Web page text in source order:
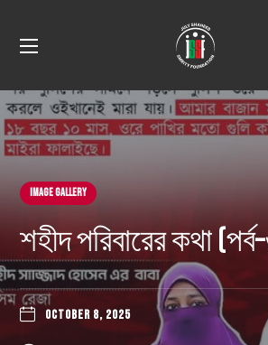
Image Gallery
শহীদ পরিবারের কথা
OCTOBER 8, 2025